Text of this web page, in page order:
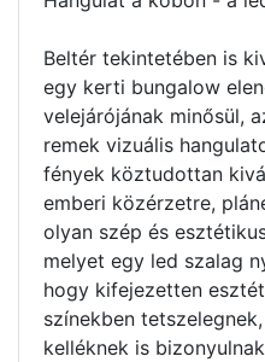
Beltér tekintetében is
egy kerti bungalow
velejárójának minősül,
remek vizuális
fények köztudottan
emberi közérzetre,
olyan szép és
melyet egy led szalag
hogy kifejezetten
színekben
kelléknek is